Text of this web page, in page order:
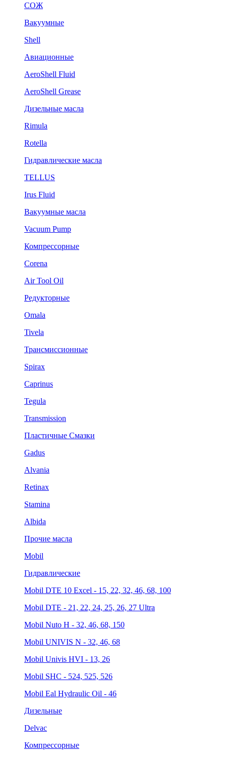
СОЖ
Вакуумные
Shell
Авиационные
AeroShell Fluid
AeroShell Grease
Дизельные масла
Rimula
Rotella
Гидравлические масла
TELLUS
Irus Fluid
Вакуумные масла
Vacuum Pump
Компрессорные
Corena
Air Tool Oil
Редукторные
Omala
Tivela
Трансмиссионные
Spirax
Caprinus
Tegula
Transmission
Пластичные Смазки
Gadus
Alvania
Retinax
Stamina
Albida
Прочие масла
Mobil
Гидравлические
Mobil DTE 10 Excel - 15, 22, 32, 46, 68, 100
Mobil DTE - 21, 22, 24, 25, 26, 27 Ultra
Mobil Nuto H - 32, 46, 68, 150
Mobil UNIVIS N - 32, 46, 68
Mobil Univis HVI - 13, 26
Mobil SHC - 524, 525, 526
Mobil Eal Hydraulic Oil - 46
Дизельные
Delvac
Компрессорные